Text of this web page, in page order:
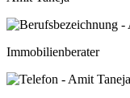
Immobilienberater